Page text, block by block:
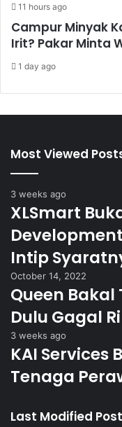
11 hours ago
Campur Minyak
Irit? Pakar Minta
1 day ago
Most Viewed
3 weeks ago
XLSmart
Intip
October 14, 2022
Queen
Dulu Gagal
3 weeks ago
KAI Services
Tenaga
Last Modified